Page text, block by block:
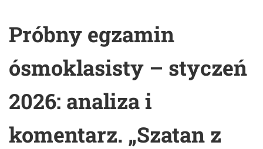
Próbny egzamin
ósmoklasisty – styczeń
2026: analiza i
komentarz. „Szatan z